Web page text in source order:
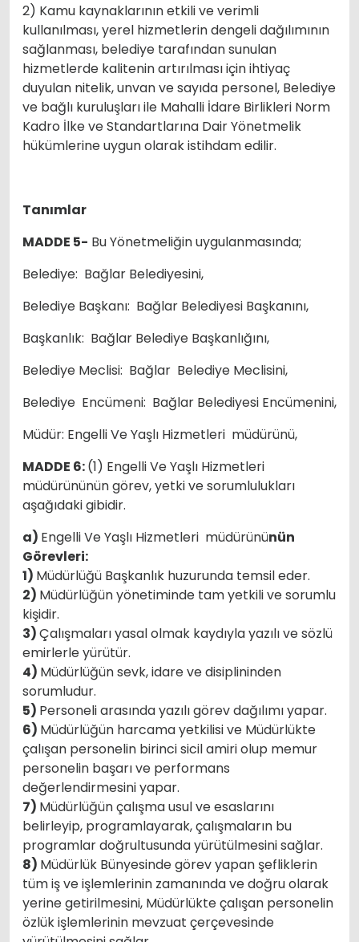
2) Kamu kaynaklarının etkili ve verimli
kullanılması, yerel hizmetlerin dengeli dağılımının
sağlanması, belediye tarafından sunulan
hizmetlerde kalitenin artırılması için ihtiyaç
duyulan nitelik, unvan ve sayıda personel, Belediye
ve bağlı kuruluşları ile Mahalli İdare Birlikleri Norm
Kadro İlke ve Standartlarına Dair Yönetmelik
hükümlerine uygun olarak istihdam edilir.
Tanımlar
MADDE 5- Bu Yönetmeliğin uygulanmasında;
Belediye: Bağlar Belediyesini,
Belediye Başkanı: Bağlar Belediyesi Başkanını,
Başkanlık: Bağlar Belediye Başkanlığını,
Belediye Meclisi: Bağlar Belediye Meclisini,
Belediye Encümeni: Bağlar Belediyesi Encümenini,
Müdür: Engelli Ve Yaşlı Hizmetleri müdürünü,
MADDE 6:(1) Engelli Ve Yaşlı Hizmetleri
müdürününün görev, yetki ve sorumlulukları
aşağıdaki gibidir.
a) Engelli Ve Yaşlı Hizmetleri müdürününün
Görevleri:
1) Müdürlüğü Başkanlık huzurunda temsil eder.
2) Müdürlüğün yönetiminde tam yetkili ve sorumlu
kişidir.
3)Çalışmaları yasal olmak kaydıyla yazılı ve sözlü
emirlerle yürütür.
4) Müdürlüğün sevk, idare ve disiplininden
sorumludur.
5) Personeli arasında yazılı görev dağılımı yapar.
6) Müdürlüğün harcama yetkilisi ve Müdürlükte
çalışan personelin birinci sicil amiri olup memur
personelin başarı ve performans
değerlendirmesini yapar.
7) Müdürlüğün çalışma usul ve esaslarını
belirleyip, programlayarak, çalışmaların bu
programlar doğrultusunda yürütülmesini sağlar.
8) Müdürlük Bünyesinde görev yapan şefliklerin
tüm iş ve işlemlerinin zamanında ve doğru olarak
yerine getirilmesini, Müdürlükte çalışan personelin
özlük işlemlerinin mevzuat çerçevesinde